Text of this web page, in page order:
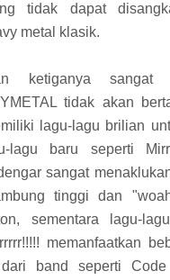
tidak dapat
metal klasik.
ketiganya sangat
tidak akan
lagu-lagu brilian
lagu baru seperti
sangat
tinggi dan
sementara lagu-
memanfaatkan
band seperti